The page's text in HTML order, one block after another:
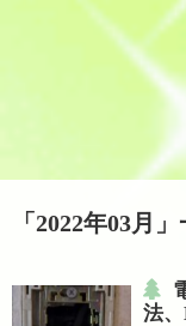
「 2022年03月 」
法